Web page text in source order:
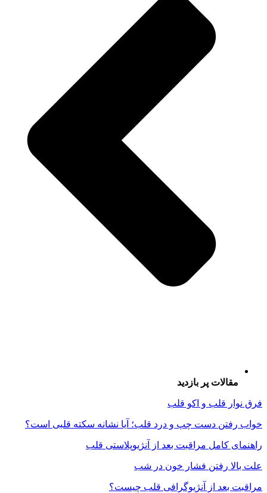
مقالات پر بازدید
فرق نوار قلب و اکو قلب
خواب رفتن دست چپ و درد قلب؛ آیا نشانه سکته قلبی است؟
راهنمای کامل مراقبت بعد از آنژیوپلاستی قلب
علت بالا رفتن فشار خون در شب
مراقبت بعد از آنژیوگرافی قلب چیست؟